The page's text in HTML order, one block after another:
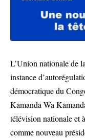
L’Union nationale de
instance
démocratique du
Kamanda Wa
télévision nationale et
comme nouveau